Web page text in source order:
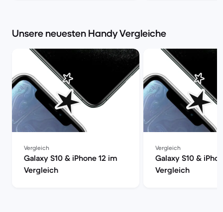
Unsere neuesten Handy Vergleiche
Vergleich
Galaxy S10 & iPhone 12 im
Vergleich
Vergleich
Galaxy S10 &
Vergleich